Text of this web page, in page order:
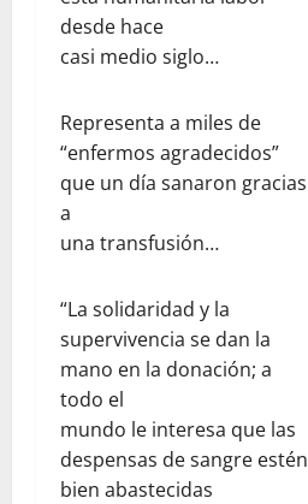
desde hace
casi medio siglo…
Representa a miles de
“enfermos agradecidos”
que un día sanaron gracias
a
una transfusión…
“La solidaridad y la
supervivencia se dan la
mano en la donación; a
todo el
mundo le interesa que las
despensas de sangre estén
bien abastecidas